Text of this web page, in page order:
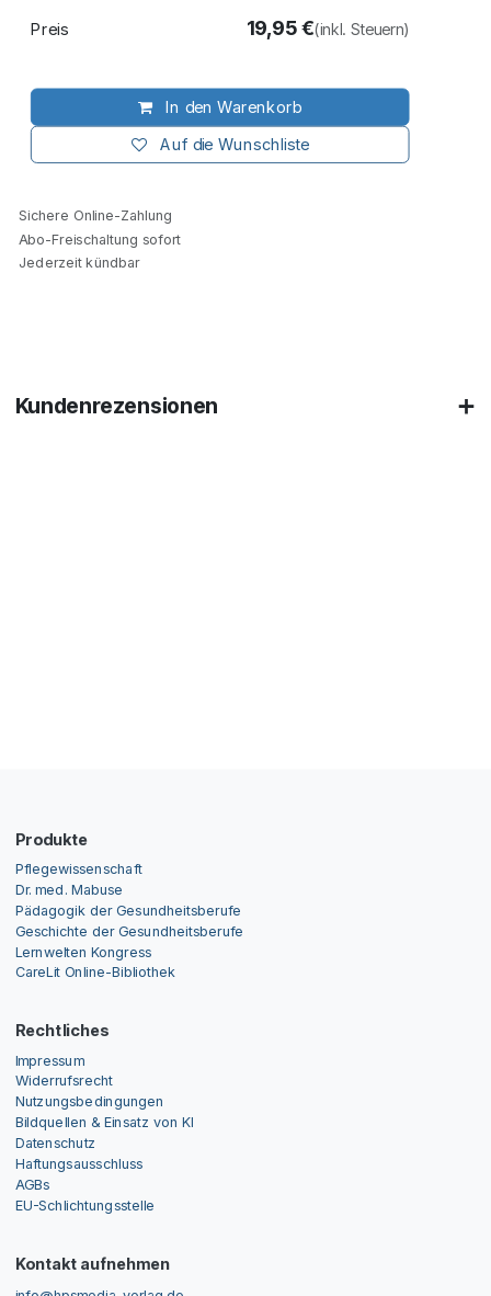
In den Warenkorb
Auf die Wunschliste
Preis 19,95€(inkl. Steuern)
Sichere Online-Zahlung
Abo-Freischaltung sofort
Jederzeit kündbar
Kundenrezensionen
Produkte
Pflegewissenschaft
Dr. med. Mabuse
Pädagogik der Gesundheitsberufe
Geschichte der Gesundheitsberufe
Lernwelten Kongress
CareLit Online-Bibliothek
Rechtliches
Impressum
Widerrufsrecht
Nutzungsbedingungen
Bildquellen & Einsatz von KI
Datenschutz
Haftungsausschluss
AGBs
EU-Schlichtungsstelle
Kontakt aufnehmen